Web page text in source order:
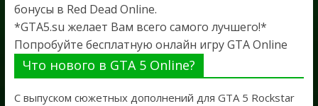
бонусы в Red Dead Online.
*GTA5.su желает Вам всего самого лучшего!*
Попробуйте бесплатную онлайн игру GTA Online
Что нового в GTA 5 Online?
С выпуском сюжетных дополнений для GTA 5 Rockstar